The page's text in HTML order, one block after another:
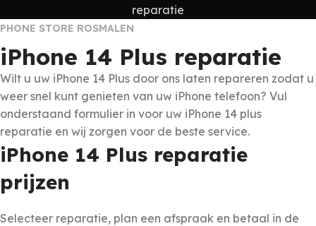
reparatie
PHONE STORE ROSMALEN
iPhone 14 Plus reparatie
Wilt u uw iPhone 14 Plus door ons laten repareren zodat u
weer snel kunt genieten van uw iPhone telefoon? Vul
onderstaand formulier in voor uw iPhone 14 plus
reparatie en wij zorgen voor de beste service.
iPhone 14 Plus reparatie
prijzen
Selecteer reparatie, plan een afspraak en betaal in de